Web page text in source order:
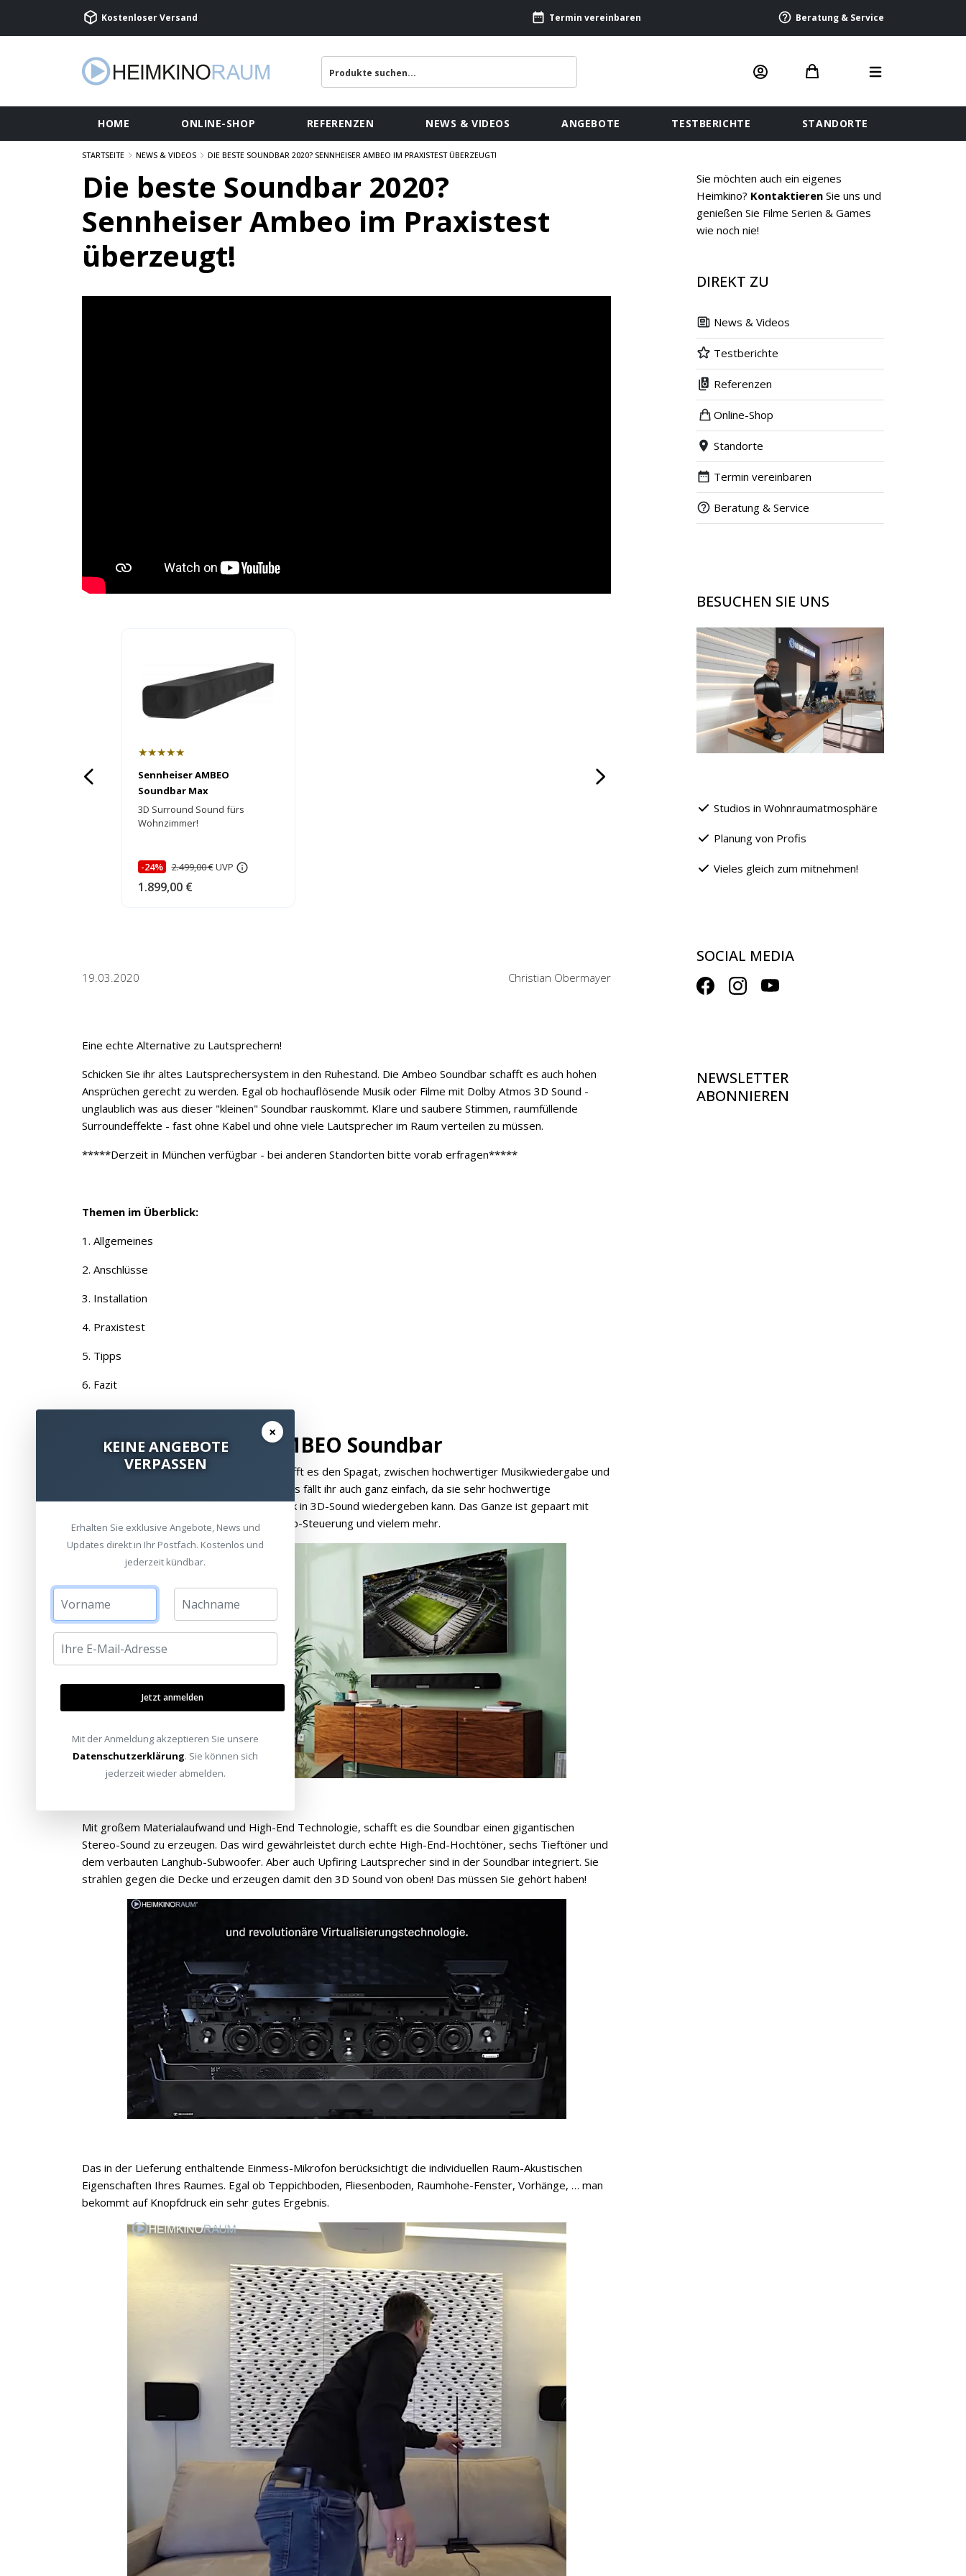
Kostenloser Versand Termin vereinbaren Beratung & Service
HOME ONLINE-SHOP REFERENZEN NEWS & VIDEOS ANGEBOTE TESTBERICHTE STANDORTE
STARTSEITE NEWS & VIDEOS DIE BESTE SOUNDBAR 2020? SENNHEISER AMBEO IM PRAXISTEST ÜBERZEUGT!
Die beste Soundbar 2020?
Sennheiser Ambeo im Praxistest
überzeugt!
★★★★★
Sennheiser AMBEO
Soundbar Max
3D Surround Sound fürs
Wohnzimmer!
-24% 2.499,00 €UVP
1.899,00 €
19.03.2020 Christian Obermayer
Eine echte Alternative zu Lautsprechern!
Schicken Sie ihr altes Lautsprechersystem in den Ruhestand. Die Ambeo Soundbar schafft es auch hohen
Ansprüchen gerecht zu werden. Egal ob hochauflösende Musik oder Filme mit Dolby Atmos 3D Sound -
unglaublich was aus dieser "kleinen" Soundbar rauskommt. Klare und saubere Stimmen, raumfüllende
Surroundeffekte - fast ohne Kabel und ohne viele Lautsprecher im Raum verteilen zu müssen.
*****Derzeit in München verfügbar - bei anderen Standorten bitte vorab erfragen*****
Themen im Überblick:
1. Allgemeines
2. Anschlüsse
3. Installation
4. Praxistest
5. Tipps
6. Fazit
1. Allgemeines zur AMBEO Soundbar
Die AMBEO Soundbar von Sennheiser schafft es den Spagat, zwischen hochwertiger Musikwiedergabe und
raumfüllendem Kino-Sound zu meistern. Das fällt ihr auch ganz einfach, da sie sehr hochwertige
Lautsprecher verbaut hat und zudem Musik in 3D-Sound wiedergeben kann. Das Ganze ist gepaart mit
einer fantastischen Einmess-Elektronik, App-Steuerung und vielem mehr.
Mit großem Materialaufwand und High-End Technologie, schafft es die Soundbar einen gigantischen
Stereo-Sound zu erzeugen. Das wird gewährleistet durch echte High-End-Hochtöner, sechs Tieftöner und
dem verbauten Langhub-Subwoofer. Aber auch Upfiring Lautsprecher sind in der Soundbar integriert. Sie
strahlen gegen die Decke und erzeugen damit den 3D Sound von oben! Das müssen Sie gehört haben!
Das in der Lieferung enthaltende Einmess-Mikrofon berücksichtigt die individuellen Raum-Akustischen
Eigenschaften Ihres Raumes. Egal ob Teppichboden, Fliesenboden, Raumhohe-Fenster, Vorhänge, … man
bekommt auf Knopfdruck ein sehr gutes Ergebnis.
Sie möchten auch ein eigenes
Heimkino? Kontaktieren Sie uns und
genießen Sie Filme Serien & Games
wie noch nie!
DIREKT ZU
News & Videos
Testberichte
Referenzen
Online-Shop
Standorte
Termin vereinbaren
Beratung & Service
BESUCHEN SIE UNS
Studios in Wohnraumatmosphäre
Planung von Profis
Vieles gleich zum mitnehmen!
SOCIAL MEDIA
NEWSLETTER
ABONNIEREN
×
KEINE ANGEBOTE
VERPASSEN
Erhalten Sie exklusive Angebote, News und
Updates direkt in Ihr Postfach. Kostenlos und
jederzeit kündbar.
Jetzt anmelden
Mit der Anmeldung akzeptieren Sie unsere
Datenschutzerklärung. Sie können sich
jederzeit wieder abmelden.